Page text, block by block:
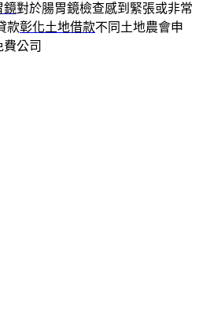
鏡對於腸胃鏡檢查感到緊張或非常
款彰化土地借款不同土地農會申
公司